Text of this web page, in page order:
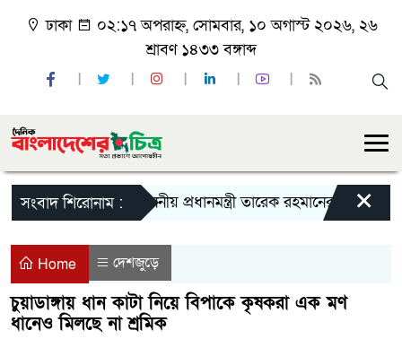
ঢাকা
০২:১৭ অপরাহ্ন, সোমবার, ১০ অগাস্ট ২০২৬, ২৬
শ্রাবণ ১৪৩৩ বঙ্গাব্দ
সংবাদ শিরোনাম :মাননীয় প্রধানমন্ত্রী তারেক রহমানের চট্টগ্রাম
×
Home দেশজুড়ে
চুয়াডাঙ্গায় ধান কাটা নিয়ে বিপাকে কৃষকরা এক মণ
ধানেও মিলছে না শ্রমিক